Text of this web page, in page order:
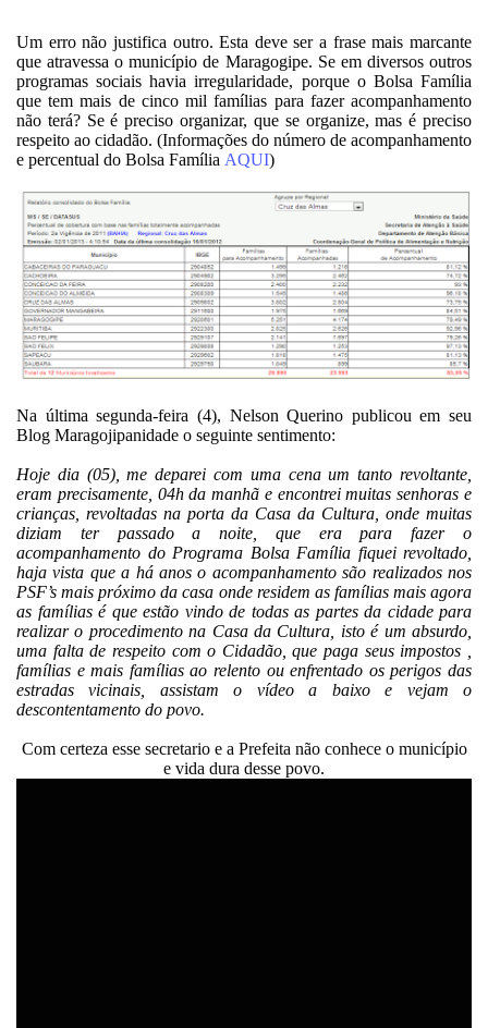
Um erro não justifica outro. Esta deve ser a frase mais marcante
que atravessa o município de Maragogipe. Se em diversos outros
programas sociais havia irregularidade, porque o Bolsa Família
que tem mais de cinco mil famílias para fazer acompanhamento
não terá? Se é preciso organizar, que se organize, mas é preciso
respeito ao cidadão. (Informações do número de acompanhamento
e percentual do Bolsa Família AQUI)
Na última segunda-feira (4), Nelson Querino publicou em seu
Blog Maragojipanidade o seguinte sentimento:
Hoje dia (05), me deparei com uma cena um tanto revoltante,
eram precisamente, 04h da manhã e encontrei muitas senhoras e
crianças, revoltadas na porta da Casa da Cultura, onde muitas
diziam ter passado a noite, que era para fazer o
acompanhamento do Programa Bolsa Família fiquei revoltado,
haja vista que a há anos o acompanhamento são realizados nos
PSF’s mais próximo da casa onde residem as famílias mais agora
as famílias é que estão vindo de todas as partes da cidade para
realizar o procedimento na Casa da Cultura, isto é um absurdo,
uma falta de respeito com o Cidadão, que paga seus impostos ,
famílias e mais famílias ao relento ou enfrentado os perigos das
estradas vicinais, assistam o vídeo a baixo e vejam o
descontentamento do povo.
Com certeza esse secretario e a Prefeita não conhece o município
e vida dura desse povo.